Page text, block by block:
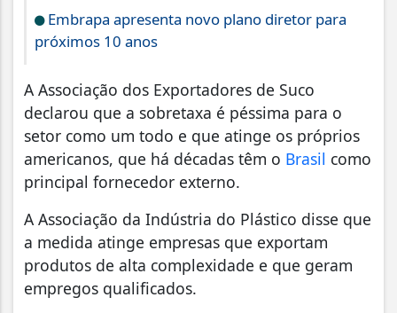
Embrapa apresenta novo plano diretor para
próximos 10 anos
A Associação dos Exportadores de Suco
declarou que a sobretaxa é péssima para o
setor como um todo e que atinge os próprios
americanos, que há décadas têm o Brasil como
principal fornecedor externo.
A Associação da Indústria do Plástico disse que
a medida atinge empresas que exportam
produtos de alta complexidade e que geram
empregos qualificados.